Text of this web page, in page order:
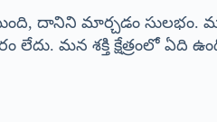
దానిని మార్చడం సులభం.
మన శక్తి క్షేత్రంలో ఏది